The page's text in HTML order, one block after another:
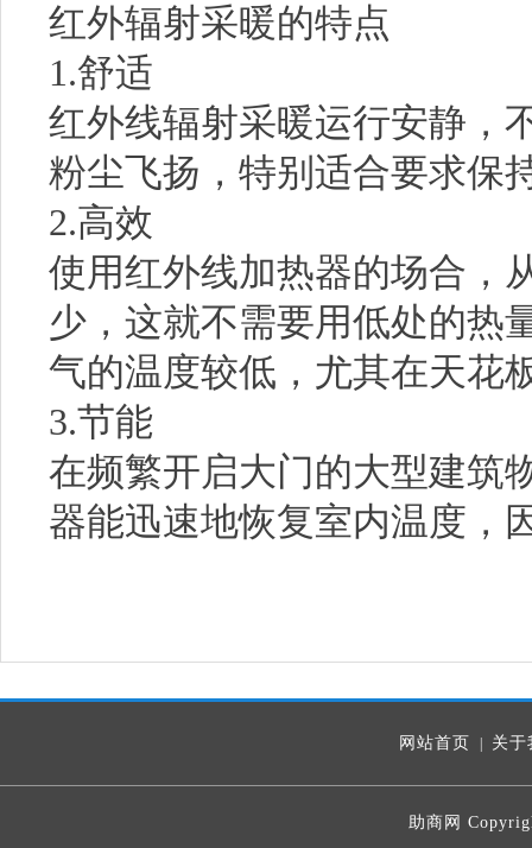
红外辐射采暖的特点
1.舒适
红外线辐射采暖运行安静，
粉尘飞扬，特别适合要求保
2.高效
使用红外线加热器的场合，
少，这就不需要用低处的热
气的温度较低，尤其在天花
3.节能
在频繁开启大门的大型建筑
器能迅速地恢复室内温度，
网站首页 关于
助商网